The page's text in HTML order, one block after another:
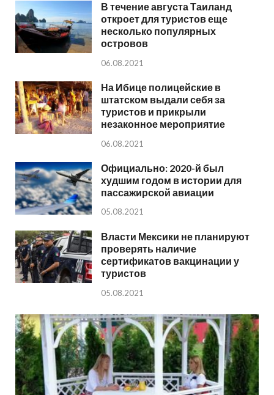
В течение августа Таиланд
откроет для туристов еще
несколько популярных
островов
06.08.2021
На Ибице полицейские в
штатском выдали себя за
туристов и прикрыли
незаконное мероприятие
06.08.2021
Официально: 2020-й был
худшим годом в истории для
пассажирской авиации
05.08.2021
Власти Мексики не планируют
проверять наличие
сертификатов вакцинации у
туристов
05.08.2021